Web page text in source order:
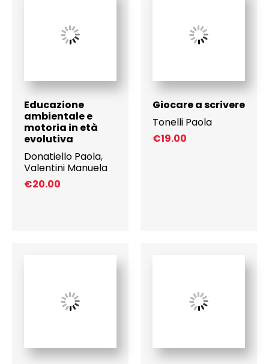
Educazione
ambientale e
motoria in età
evolutiva
Donatiello Paola,
Valentini Manuela
€20.00
Giocare a scrivere
Tonelli Paola
€19.00